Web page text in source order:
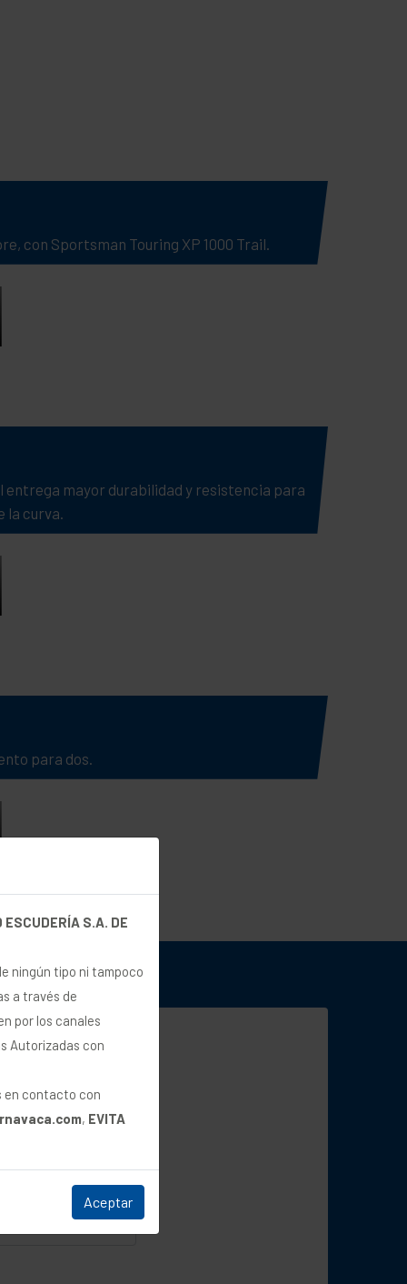
con Sportsman Touring XP 1000 Trail.
entrega mayor durabilidad y resistencia para
la curva.
para dos.
ESCUDERÍA S.A. DE
ningún tipo ni tampoco
a través de
por los canales
Autorizadas con
en contacto con
, EVITA
Aceptar